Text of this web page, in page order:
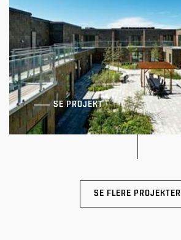
SE PROJEKT
SE FLERE PROJEKTER